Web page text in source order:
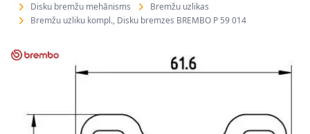
Disku bremžu mehānisms
Bremžu uzlikas
Bremžu uzliku kompl., Disku bremzes BREMBO P 59 014